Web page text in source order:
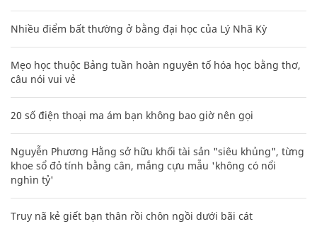
Nhiều điểm bất thường ở bằng đại học của Lý Nhã Kỳ
Mẹo học thuộc Bảng tuần hoàn nguyên tố hóa học bằng thơ,
câu nói vui vẻ
20 số điện thoại ma ám bạn không bao giờ nên gọi
Nguyễn Phương Hằng sở hữu khối tài sản "siêu khủng", từng
khoe sổ đỏ tính bằng cân, mắng cựu mẫu 'không có nổi
nghìn tỷ'
Truy nã kẻ giết bạn thân rồi chôn ngồi dưới bãi cát